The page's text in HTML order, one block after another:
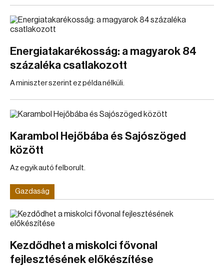
Energiatakarékosság: a magyarok 84
százaléka csatlakozott
A miniszter szerint ez példa nélküli.
Karambol Hejőbába és Sajószöged
között
Az egyik autó felborult.
Gazdaság
Kezdődhet a miskolci fővonal
fejlesztésének előkészítése